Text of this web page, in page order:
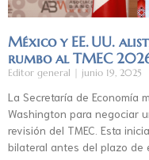
México y EE. UU.
rumbo al TMEC
Editor general junio 19, 2025
La Secretaría de Economía
Washington para negociar
revisión del TMEC. Esta
bilateral antes del plazo de